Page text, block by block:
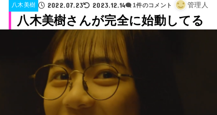
八木美樹 2022.07.23 2023.12.14 1件のコメント 管理人
八木美樹さんが完全に始動してる